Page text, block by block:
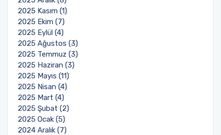
2025 Kasım (1)
2025 Ekim (7)
2025 Eylül (4)
2025 Ağustos (3)
2025 Temmuz (3)
2025 Haziran (3)
2025 Mayıs (11)
2025 Nisan (4)
2025 Mart (4)
2025 Şubat (2)
2025 Ocak (5)
2024 Aralık (7)